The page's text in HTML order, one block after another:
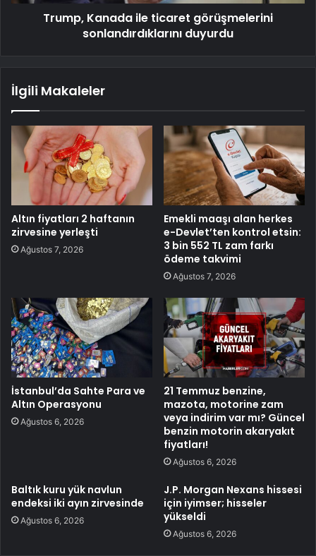
Trump, Kanada ile ticaret görüşmelerini
sonlandırdıklarını duyurdu
İlgili Makaleler
Altın fiyatları 2 haftanın
zirvesine yerleşti
Ağustos 7, 2026
Emekli maaşı alan herkes
e-Devlet’ten kontrol etsin:
3 bin 552 TL zam farkı
ödeme takvimi
Ağustos 7, 2026
İstanbul’da Sahte Para ve
Altın Operasyonu
Ağustos 6, 2026
21 Temmuz benzine,
mazota, motorine zam
veya indirim var mı? Güncel
benzin motorin akaryakıt
fiyatları!
Ağustos 6, 2026
Baltık kuru yük navlun
endeksi iki ayın zirvesinde
Ağustos 6, 2026
J.P. Morgan Nexans hissesi
için iyimser; hisseler
yükseldi
Ağustos 6, 2026